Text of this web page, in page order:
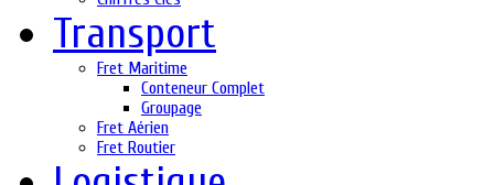
Transport
Fret Maritime
Conteneur Complet
Groupage
Fret Aérien
Fret Routier